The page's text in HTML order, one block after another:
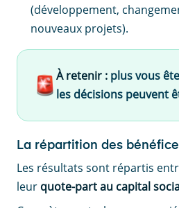
(développement,
nouveaux projets).
À retenir : plus vous
les décisions peuvent
La répartition des
Les résultats sont répartis
leur quote-part au capital